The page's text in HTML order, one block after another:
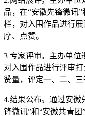
品，在“安徽先锋微讯
栏，对入围作品进行
摩、点赞。
3.专家评审。主办单位
对入围作品进行评审
赞量，评定一、二、三
4.结果公布。通过安徽
锋微讯”和“安徽共青